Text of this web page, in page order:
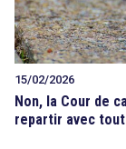
15/02/2026
Non, la Cour de
repartir avec